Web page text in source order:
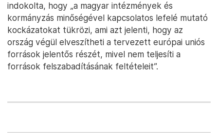
indokolta, hogy „a magyar intézmények és
kormányzás minőségével kapcsolatos lefelé mutató
kockázatokat tükrözi, ami azt jelenti, hogy az
ország végül elveszítheti a tervezett európai uniós
források jelentős részét, mivel nem teljesíti a
források felszabadításának feltételeit”.